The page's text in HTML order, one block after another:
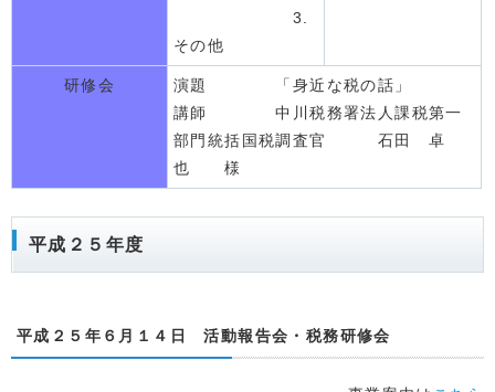
3.
その他
研修会
演題 「身近な税の話」
講師 中川税務署法人課税第一
部門統括国税調査官 石田 卓
也 様
平成２５年度
平成２５年６月１４日 活動報告会・税務研修会